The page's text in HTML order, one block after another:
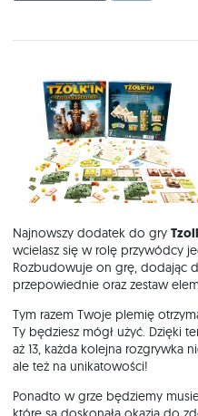
Najnowszy dodatek do gry
wcielasz się w rolę przywódcy
Rozbudowuje on grę, dodając
przepowiednie oraz zestaw
Tym razem Twoje plemię
Ty będziesz mógł użyć. Dzięki
aż 13, każda kolejna rozgrywka
ale też na unikatowości!
Ponadto w grze będziemy